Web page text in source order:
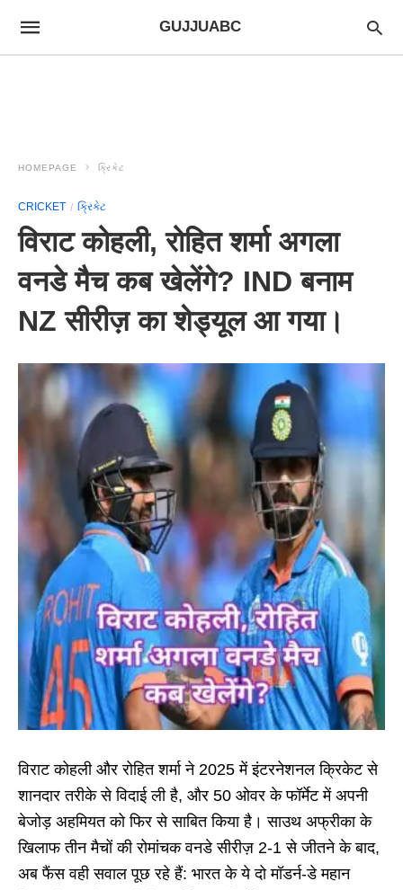
GUJJUABC
HOMEPAGE ક્રિકેટ
CRICKET ક્રિકેટ
विराट कोहली, रोहित शर्मा अगला
वनडे मैच कब खेलेंगे? IND बनाम
NZ सीरीज़ का शेड्यूल आ गया।
विराट कोहली और रोहित शर्मा ने 2025 में इंटरनेशनल क्रिकेट से
शानदार तरीके से विदाई ली है, और 50 ओवर के फॉर्मेट में अपनी
बेजोड़ अहमियत को फिर से साबित किया है। साउथ अफ्रीका के
खिलाफ तीन मैचों की रोमांचक वनडे सीरीज़ 2-1 से जीतने के बाद,
अब फैंस वही सवाल पूछ रहे हैं: भारत के ये दो मॉडर्न-डे महान